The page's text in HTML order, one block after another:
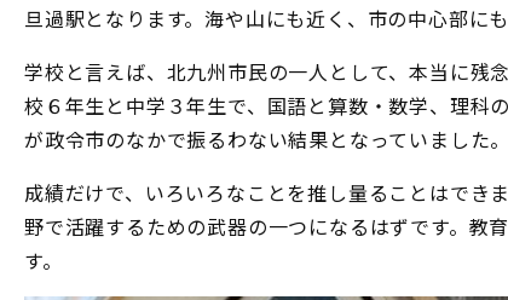
旦過駅となります。海や山にも近く、市の中心部に
学校と言えば、北九州市民の一人として、本当に残
校６年生と中学３年生で、国語と算数・数学、理科
が政令市のなかで振るわない結果となっていました。
成績だけで、いろいろなことを推し量ることはでき
野で活躍するための武器の一つになるはずです。教
す。